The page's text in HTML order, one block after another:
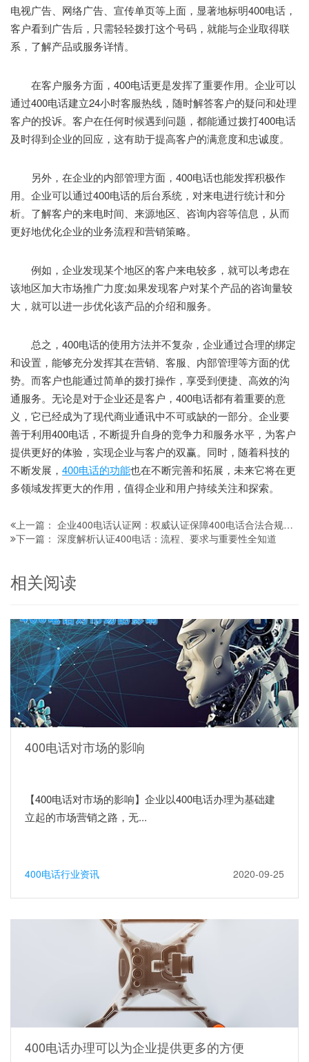
电视广告、网络广告、宣传单页等上面，显著地标明400电话，
客户看到广告后，只需轻轻拨打这个号码，就能与企业取得联
系，了解产品或服务详情。
在客户服务方面，400电话更是发挥了重要作用。企业可以
通过400电话建立24小时客服热线，随时解答客户的疑问和处理
客户的投诉。客户在任何时候遇到问题，都能通过拨打400电话
及时得到企业的回应，这有助于提高客户的满意度和忠诚度。
另外，在企业的内部管理方面，400电话也能发挥积极作
用。企业可以通过400电话的后台系统，对来电进行统计和分
析。了解客户的来电时间、来源地区、咨询内容等信息，从而
更好地优化企业的业务流程和营销策略。
例如，企业发现某个地区的客户来电较多，就可以考虑在
该地区加大市场推广力度;如果发现客户对某个产品的咨询量较
大，就可以进一步优化该产品的介绍和服务。
总之，400电话的使用方法并不复杂，企业通过合理的绑定
和设置，能够充分发挥其在营销、客服、内部管理等方面的优
势。而客户也能通过简单的拨打操作，享受到便捷、高效的沟
通服务。无论是对于企业还是客户，400电话都有着重要的意
义，它已经成为了现代商业通讯中不可或缺的一部分。企业要
善于利用400电话，不断提升自身的竞争力和服务水平，为客户
提供更好的体验，实现企业与客户的双赢。同时，随着科技的
不断发展， 400电话的功能也在不断完善和拓展，未来它将在更
多领域发挥更大的作用，值得企业和用户持续关注和探索。
上一篇： 企业400电话认证网：权威认证保障400电话合法合规使用
下一篇： 深度解析认证400电话：流程、要求与重要性全知道
相关阅读
400电话对市场的影响
【400电话对市场的影响】企业以400电话办理为基础建
立起的市场营销之路，无...
400电话行业资讯 2020-09-25
400电话办理可以为企业提供更多的方便